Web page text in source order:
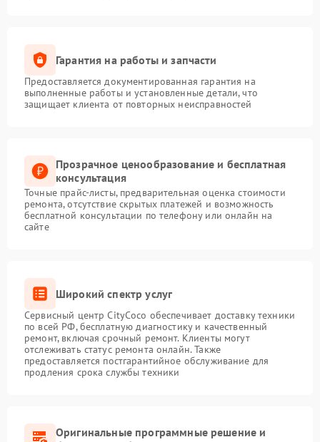
Гарантия на работы и запчасти
Предоставляется документированная гарантия на
выполненные работы и установленные детали, что
защищает клиента от повторных неисправностей
Прозрачное ценообразование и бесплатная
консультация
Точные прайс-листы, предварительная оценка стоимости
ремонта, отсутствие скрытых платежей и возможность
бесплатной консультации по телефону или онлайн на
сайте
Широкий спектр услуг
Сервисный центр CityCoco обеспечивает доставку техники
по всей РФ, бесплатную диагностику и качественный
ремонт, включая срочный ремонт. Клиенты могут
отслеживать статус ремонта онлайн. Также
предоставляется постгарантийное обслуживание для
продления срока службы техники
Оригинальные программные решение и